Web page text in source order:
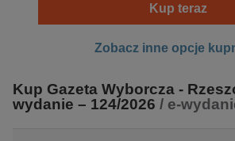
Kup teraz
Zobacz inne opcje
Kup Gazeta Wyborcza -
wydanie – 124/2026 / e-